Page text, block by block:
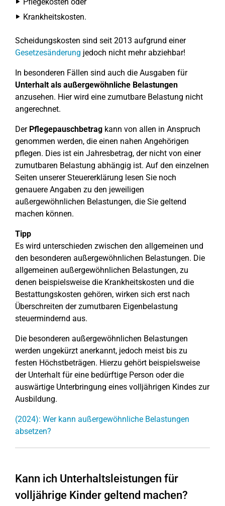
Krankheitskosten.
Scheidungskosten sind seit 2013 aufgrund einer
Gesetzesänderung jedoch nicht mehr abziehbar!
In besonderen Fällen sind auch die Ausgaben für
Unterhalt als außergewöhnliche Belastungen
anzusehen. Hier wird eine zumutbare Belastung nicht
angerechnet.
Der Pflegepauschbetrag kann von allen in Anspruch
genommen werden, die einen nahen Angehörigen
pflegen. Dies ist ein Jahresbetrag, der nicht von einer
zumutbaren Belastung abhängig ist. Auf den einzelnen
Seiten unserer Steuererklärung lesen Sie noch
genauere Angaben zu den jeweiligen
außergewöhnlichen Belastungen, die Sie geltend
machen können.
Tipp
Es wird unterschieden zwischen den allgemeinen und
den besonderen außergewöhnlichen Belastungen. Die
allgemeinen außergewöhnlichen Belastungen, zu
denen beispielsweise die Krankheitskosten und die
Bestattungskosten gehören, wirken sich erst nach
Überschreiten der zumutbaren Eigenbelastung
steuermindernd aus.
Die besonderen außergewöhnlichen Belastungen
werden ungekürzt anerkannt, jedoch meist bis zu
festen Höchstbeträgen. Hierzu gehört beispielsweise
der Unterhalt für eine bedürftige Person oder die
auswärtige Unterbringung eines volljährigen Kindes zur
Ausbildung.
(2024): Wer kann außergewöhnliche Belastungen
absetzen?
Kann ich Unterhaltsleistungen für
volljährige Kinder geltend machen?